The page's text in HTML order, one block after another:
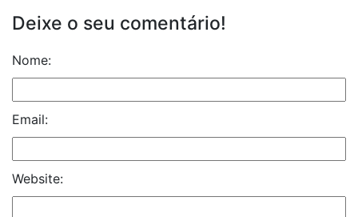
Deixe o seu comentário!
Nome:
Email:
Website: